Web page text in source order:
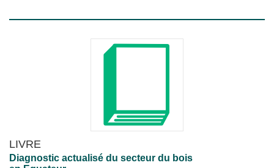
LIVRE
Diagnostic actualisé du secteur du bois